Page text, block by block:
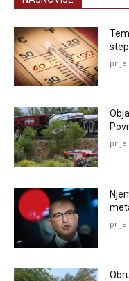
prije
prije
prije